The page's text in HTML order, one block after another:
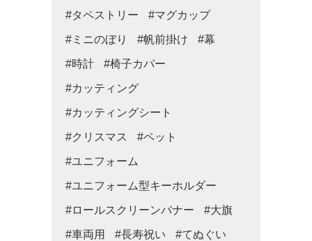
#タペストリー #マグカップ
#ミニのぼり #帆前掛け #幕
#時計 #椅子カバー
#カッティング
#カッティングシート
#クリスマス #ペット
#ユニフォーム
#ユニフォーム型キーホルダー
#ロールスクリーンバナー #大旗
#車両用 #長寿祝い #てぬぐい